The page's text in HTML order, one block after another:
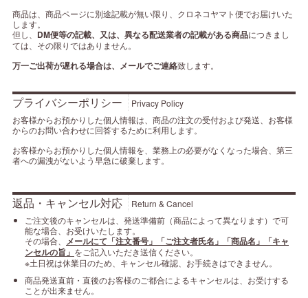
商品は、商品ページに別途記載が無い限り、クロネコヤマト便でお届けいた
します。
但し、 DM便等の記載、又は、異なる配送業者の記載がある商品につきまし
ては、その限りではありません。
万一ご出荷が遅れる場合は、メールでご連絡致します。
プライバシーポリシー
Privacy Policy
お客様からお預かりした個人情報は、商品の注文の受付および発送、お客様
からのお問い合わせに回答するために利用します。
お客様からお預かりした個人情報を、業務上の必要がなくなった場合、第三
者への漏洩がないよう早急に破棄します。
返品・キャンセル対応
Return & Cancel
ご注文後のキャンセルは、発送準備前（商品によって異なります）で可
能な場合、お受けいたします。
その場合、 メールにて「注文番号」「ご注文者氏名」「商品名」「キャ
ンセルの旨」 をご記入いただき送信ください。
※土日祝は休業日のため、キャンセル確認、お手続きはできません。
商品発送直前・直後のお客様のご都合によるキャンセルは、お受けする
ことが出来ません。